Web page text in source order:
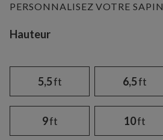
PERSONNALISEZ VOTRE SAPIN
Variant selection
Hauteur
5,5ft 6,5ft
9ft 10ft